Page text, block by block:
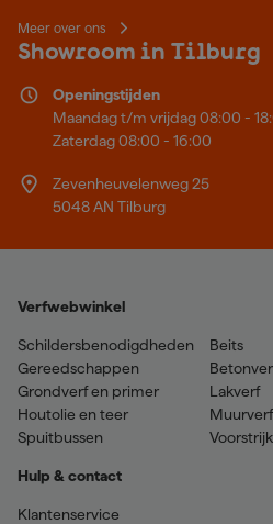
Meer over ons
Showroom in Tilburg
Openingstijden
Maandag t/m vrijdag 08:00 -
Zaterdag 08:00 - 16:00
Zevenheuvelenweg 25
5048 AN Tilburg
Verfwebwinkel
Schildersbenodigdheden
Gereedschappen
Grondverf en primer
Houtolie en teer
Spuitbussen
Beits
Lakverf
Muurverf
Hulp & contact
Klantenservice